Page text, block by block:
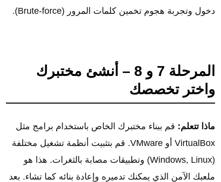
دخول وتجربة هجوم تخمين كلمات المرور (Brute-force).
المرحلة 7 و 8 – أنشئ مختبرك
واختر تخصصك
ماذا تتعلم: قم ببناء مختبرك الخاص باستخدام برامج مثل
VirtualBox أو VMware. قم بتثبيت أنظمة تشغيل مختلفة
(Windows, Linux) وتطبيقات مصابة بالثغرات. هذا هو
ملعبك الآمن الذي يمكنك تدميره وإعادة بنائه كما تشاء. بعد